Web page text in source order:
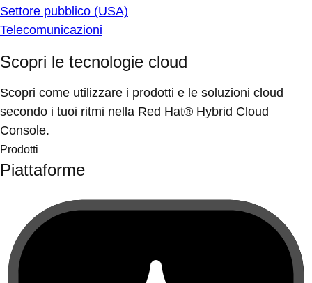
Settore pubblico (USA)
Telecomunicazioni
Scopri le tecnologie cloud
Scopri come utilizzare i prodotti e le soluzioni cloud
secondo i tuoi ritmi nella Red Hat® Hybrid Cloud
Console.
Prodotti
Piattaforme